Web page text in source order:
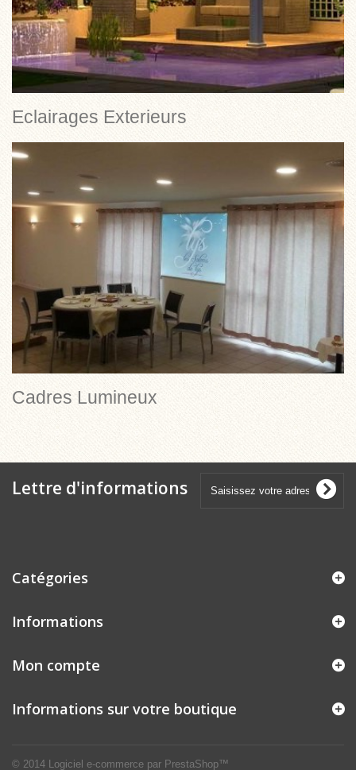
Eclairages Exterieurs
Cadres Lumineux
Lettre d'informations
Catégories
Informations
© 2014 Logiciel e-commerce par PrestaShop™
Mon compte
Informations sur votre boutique